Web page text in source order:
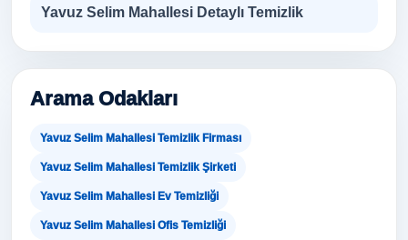
Yavuz Selim Mahallesi Detaylı Temizlik
Arama Odakları
Yavuz Selim Mahallesi Temizlik Firması
Yavuz Selim Mahallesi Temizlik Şirketi
Yavuz Selim Mahallesi Ev Temizliği
Yavuz Selim Mahallesi Ofis Temizliği